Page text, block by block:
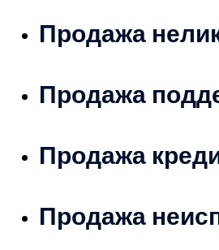
Продажа
Продажа
Продажа
Продажа